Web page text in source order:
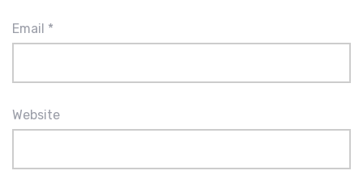
Email *
Website